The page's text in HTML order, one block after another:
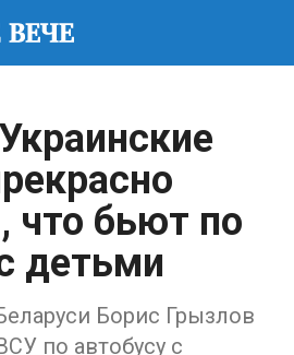
что бьют по
детьми
Борис Грызлов
по автобусу с